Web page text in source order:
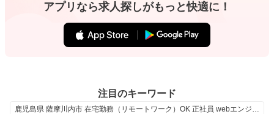
アプリなら求人探しがもっと快適に！
注目のキーワード
鹿児島県 薩摩川内市 在宅勤務（リモートワーク）OK 正社員 webエンジニア エンジニア